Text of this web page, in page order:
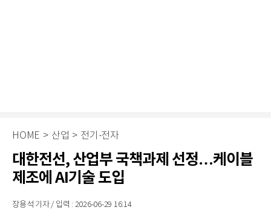
HOME > 산업 > 전기·전자
대한전선, 산업부 국책과제 선정…케이블
제조에 AI기술 도입
장용석 기자 / 입력 : 2026-06-29 16:14